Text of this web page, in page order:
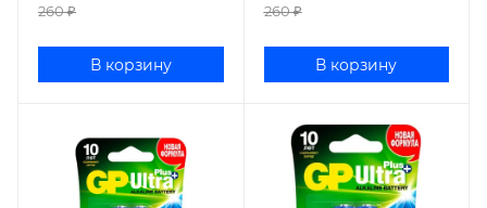
260₽
В корзину
260₽
В корзину